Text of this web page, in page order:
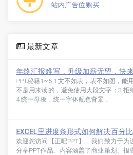
站内广告位购买
最新文章
年终汇报难写，升级加薪无望，快
PPT秘籍1~5 1.文不如表，表不如图，能
不是用来读的，避免使用大段文字；3.拒
4.统一母板，统一字体配色背景...
EXCEL里进度条形式如何解决百分
欢迎您访问【正吧PPT】，我们致力于为
分享PPT作品。内容涵盖了商业策划、报